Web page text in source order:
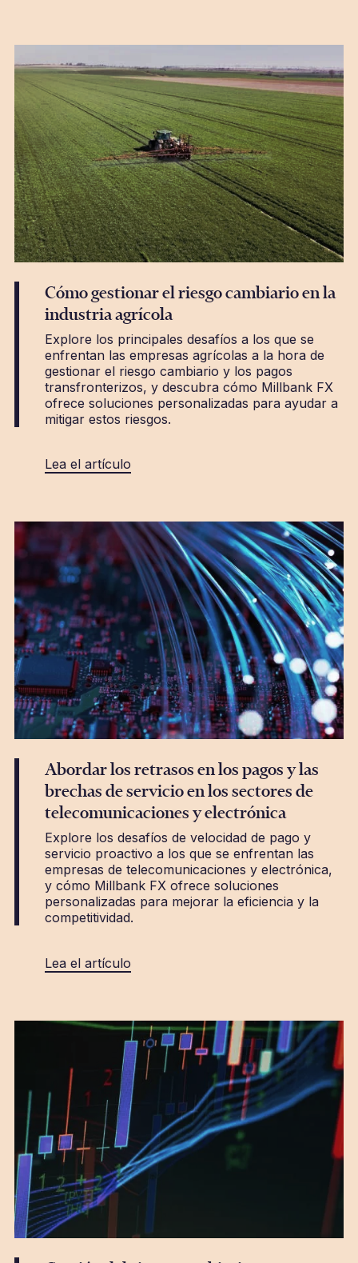
Cómo gestionar el riesgo cambiario en la
industria agrícola
Explore los principales desafíos a los que se
enfrentan las empresas agrícolas a la hora de
gestionar el riesgo cambiario y los pagos
transfronterizos, y descubra cómo Millbank FX
ofrece soluciones personalizadas para ayudar a
mitigar estos riesgos.
Lea el artículo
Abordar los retrasos en los pagos y las
brechas de servicio en los sectores de
telecomunicaciones y electrónica
Explore los desafíos de velocidad de pago y
servicio proactivo a los que se enfrentan las
empresas de telecomunicaciones y electrónica,
y cómo Millbank FX ofrece soluciones
personalizadas para mejorar la eficiencia y la
competitividad.
Lea el artículo